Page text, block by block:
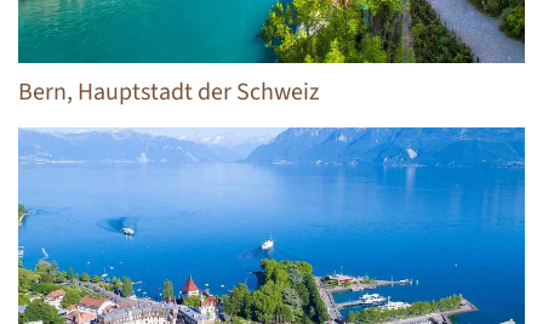
Bern, Hauptstadt der Schweiz